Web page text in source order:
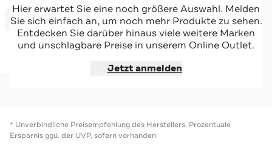
CK JEANS
Cargohose creme
-65%*
Sale
Jetzt shoppen
Hier erwartet Sie eine noch größere Auswahl. Melden
Sie sich einfach an, um noch mehr Produkte zu sehen.
Entdecken Sie darüber hinaus viele weitere Marken
und unschlagbare Preise in unserem Online Outlet.
Jetzt anmelden
* Unverbindliche Preisempfehlung des Herstellers. Prozentuale
Ersparnis ggü. der UVP, sofern vorhanden